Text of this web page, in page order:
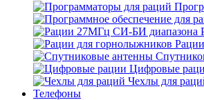
Цифровые
Чехлы для
Телефоны